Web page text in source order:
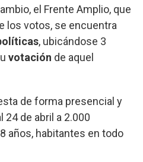
el Frente Amplio, que
los votos, se encuentra
, ubicándose 3
votación de aquel
de forma presencial y
de abril a 2.000
años, habitantes en todo